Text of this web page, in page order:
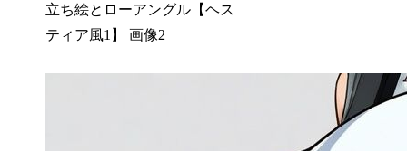
立ち絵とローアングル【ヘス
ティア風1】 画像2